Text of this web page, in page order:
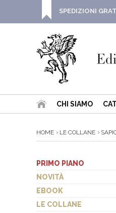
SPEDIZIONI
CHI SIAMO
HOME LE COLLANE
PRIMO PIANO
NOVITÀ
EBOOK
LE COLLANE